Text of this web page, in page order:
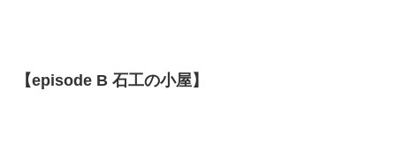
【episode B 石工の小屋】